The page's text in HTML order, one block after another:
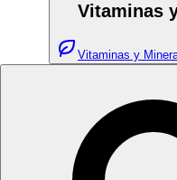
Vitaminas
Vitaminas y